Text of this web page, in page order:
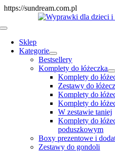
https://sundream.com.pl
to
Toggle
Navigation
Sklep
Kategorie
Bestsellery
Komplety do łóżeczka
Komplety do
Zestawy do
Komplety do
Komplety do
W zestawie taniej
Komplety do
poduszkowym
Boxy prezentowe i
Zestawy do gondoli